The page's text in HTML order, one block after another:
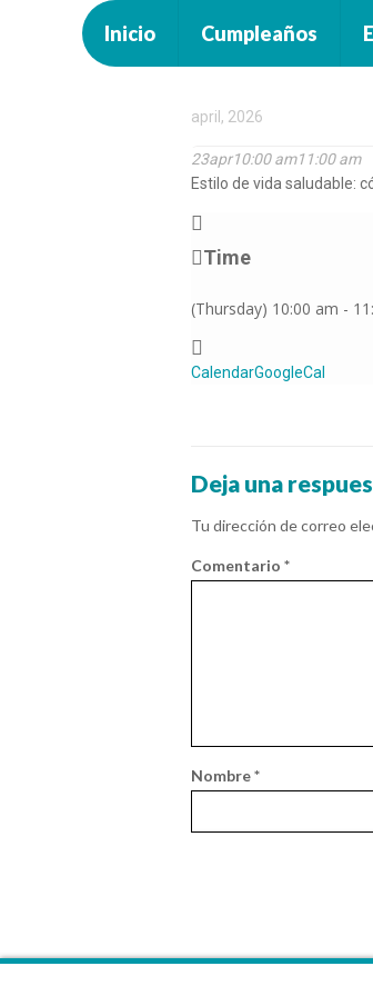
Inicio Cumpleaños
april, 2026
23apr10:00 am11:00 am
Estilo de vida saludable:
Time
(Thursday) 10:00 am -
CalendarGoogleCal
Deja una
Tu dirección de correo
Comentario *
Nombre*